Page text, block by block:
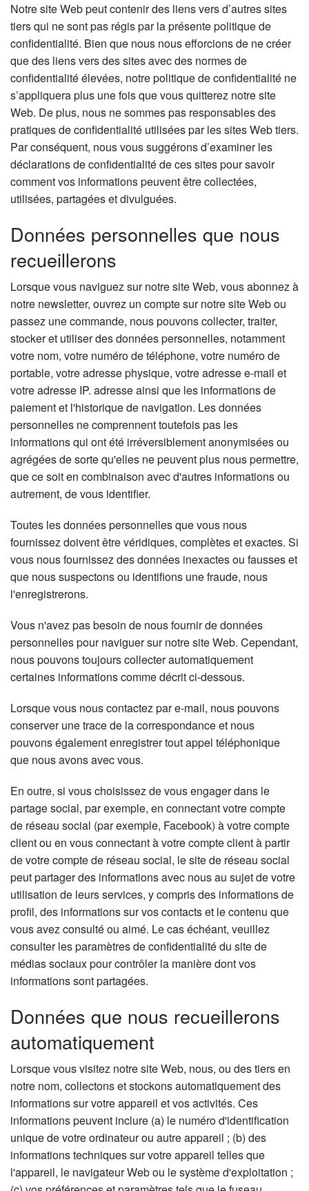
Notre site Web peut contenir des liens vers d’autres sites
tiers qui ne sont pas régis par la présente politique de
confidentialité. Bien que nous nous efforcions de ne créer
que des liens vers des sites avec des normes de
confidentialité élevées, notre politique de confidentialité ne
s’appliquera plus une fois que vous quitterez notre site
Web. De plus, nous ne sommes pas responsables des
pratiques de confidentialité utilisées par les sites Web tiers.
Par conséquent, nous vous suggérons d’examiner les
déclarations de confidentialité de ces sites pour savoir
comment vos informations peuvent être collectées,
utilisées, partagées et divulguées.
Données personnelles que nous
recueillerons
Lorsque vous naviguez sur notre site Web, vous abonnez à
notre newsletter, ouvrez un compte sur notre site Web ou
passez une commande, nous pouvons collecter, traiter,
stocker et utiliser des données personnelles, notamment
votre nom, votre numéro de téléphone, votre numéro de
portable, votre adresse physique, votre adresse e-mail et
votre adresse IP. adresse ainsi que les informations de
paiement et l'historique de navigation. Les données
personnelles ne comprennent toutefois pas les
informations qui ont été irréversiblement anonymisées ou
agrégées de sorte qu'elles ne peuvent plus nous permettre,
que ce soit en combinaison avec d'autres informations ou
autrement, de vous identifier.
Toutes les données personnelles que vous nous
fournissez doivent être véridiques, complètes et exactes. Si
vous nous fournissez des données inexactes ou fausses et
que nous suspectons ou identifions une fraude, nous
l'enregistrerons.
Vous n'avez pas besoin de nous fournir de données
personnelles pour naviguer sur notre site Web. Cependant,
nous pouvons toujours collecter automatiquement
certaines informations comme décrit ci-dessous.
Lorsque vous nous contactez par e-mail, nous pouvons
conserver une trace de la correspondance et nous
pouvons également enregistrer tout appel téléphonique
que nous avons avec vous.
En outre, si vous choisissez de vous engager dans le
partage social, par exemple, en connectant votre compte
de réseau social (par exemple, Facebook) à votre compte
client ou en vous connectant à votre compte client à partir
de votre compte de réseau social, le site de réseau social
peut partager des informations avec nous au sujet de votre
utilisation de leurs services, y compris des informations de
profil, des informations sur vos contacts et le contenu que
vous avez consulté ou aimé. Le cas échéant, veuillez
consulter les paramètres de confidentialité du site de
médias sociaux pour contrôler la manière dont vos
informations sont partagées.
Données que nous recueillerons
automatiquement
Lorsque vous visitez notre site Web, nous, ou des tiers en
notre nom, collectons et stockons automatiquement des
informations sur votre appareil et vos activités. Ces
informations peuvent inclure (a) le numéro d'identification
unique de votre ordinateur ou autre appareil ; (b) des
informations techniques sur votre appareil telles que
l'appareil, le navigateur Web ou le système d'exploitation ;